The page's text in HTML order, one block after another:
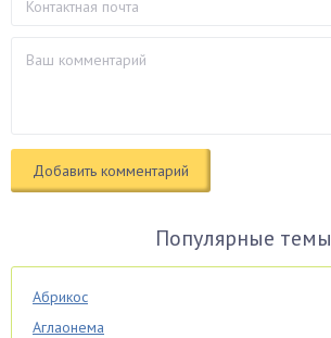
Популярные темы
Абрикос
Аглаонема